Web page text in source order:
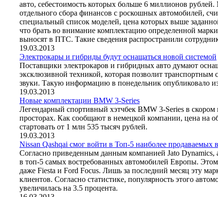
авто, себестоимость которых больше 6 миллионов
отдельного сбора финансов с роскошных автомобилей,
специальный список моделей, цена которых выше
что брать во внимание комплектацию определенной
выносят в ПТС. Такие сведения распространили
19.03.2013
Электрокары и гибриды будут оснащаться новой системой
Поставщики электрокаров и гибридных авто думают
эксклюзивной техникой, которая позволит транспортным
звуки. Такую информацию в понедельник опубликовало
19.03.2013
Новые комплектации BMW 3-Series
Легендарный спортивный хэтчбек BMW 3-Series в скором
просторах. Как сообщают в немецкой компании, цена на
стартовать от 1 млн 535 тысяч рублей.
19.03.2013
Nissan Qashqai смог войти в Топ-5 наиболее продаваемых
Согласно приведенным данным компанией Jato Dynamics,
в топ-5 самых востребованных автомобилей Европы.
даже Fiesta и Ford Focus. Лишь за последний месяц эту
клиентов. Согласно статистике, популярность этого
увеличилась на 3.5 процента.